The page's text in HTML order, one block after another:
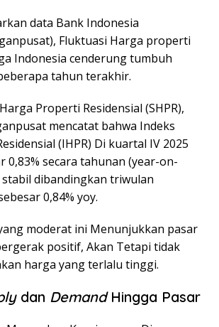
data Bank Indonesia
Fluktuasi Harga properti
Indonesia cenderung tumbuh
tahun terakhir.
Properti Residensial (SHPR),
mencatat bahwa Indeks
(IHPR) Di kuartal IV 2025
0,83% secara tahunan (year-on-
dibandingkan triwulan
0,84% yoy.
moderat ini Menunjukkan pasar
positif, Akan Tetapi tidak
harga yang terlalu tinggi.
dan DemandHingga Pasar